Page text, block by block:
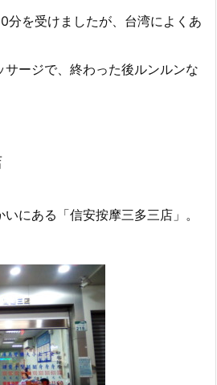
分を受けましたが、台湾によくあ
ージで、終わった後ルンルンな
にある「信安按摩三多三店」。